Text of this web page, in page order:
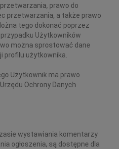
prawo do
przetwarzania, a także prawo
tego dokonać poprzez
Użytkowników
można sprostować dane
profilu użytkownika.
Użytkownik ma prawo
Ochrony Danych
wystawiania komentarzy
ogłoszenia, są dostępne dla